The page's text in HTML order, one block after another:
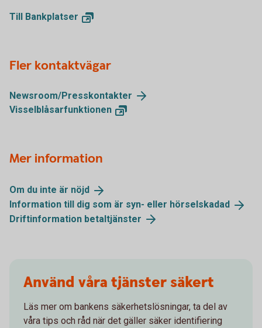
Till Bankplatser
Fler kontaktvägar
Newsroom/Presskontakter
Visselblåsarfunktionen
Mer information
Om du inte är nöjd
Information till dig som är syn- eller hörselskadad
Driftinformation betaltjänster
Använd våra tjänster säkert
Läs mer om bankens säkerhetslösningar, ta del av
våra tips och råd när det gäller säker identifiering